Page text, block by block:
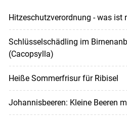
Hitzeschutzverordnung - was ist
Schlüsselschädling im
(Cacopsylla)
Heiße Sommerfrisur für Ribisel
Johannisbeeren: Kleine Beeren